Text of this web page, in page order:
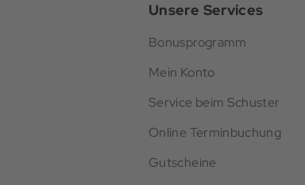
Unsere Services
Bonusprogramm
Mein Konto
Service beim Schuster
Online Terminbuchung
Gutscheine